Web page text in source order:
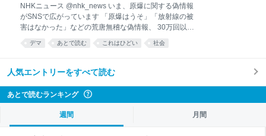
ル・ブレッソンの方法」と題して、大々的に論じてお
られるロベール・ブレッソン『シネマトグラフ覚書』
（筑摩書房）ですが、濱口さんが最初に読んだ時期は
いつですか？ 濱口竜介（以下、濱口）：20代後半の
いたことを覚えて
加、被爆者からは憤りの声も
NHKニュース @nhk_news いま、原爆に関する偽情報
がSNSで広がっています 「原爆はうそ」「放射線の被
害はなかった」などの荒唐無稽な偽情報、 30万回以上
見られているYouTube動画も さらに、被爆の実相とは
異なる生成AI動画も増加 被爆者がいなくなる時代を前
news.web.nhk/newsweb/na/na-… 2026-08-08
爆の実相と異なるAI動画も | NHKニュース | フェイク
対策、デジタル深掘り、原爆 【NHK】戦後81年。
SNSではいま、「原爆はデマ」などといった荒唐無稽
な偽情報が広がるようになっています。 生成AIを用い
て原爆投下の様子を再現したとする動画も。短時間で
デマ あとで読む これはひどい 社会
人気エントリーをすべて読む
あとで読むランキング
週間 月間